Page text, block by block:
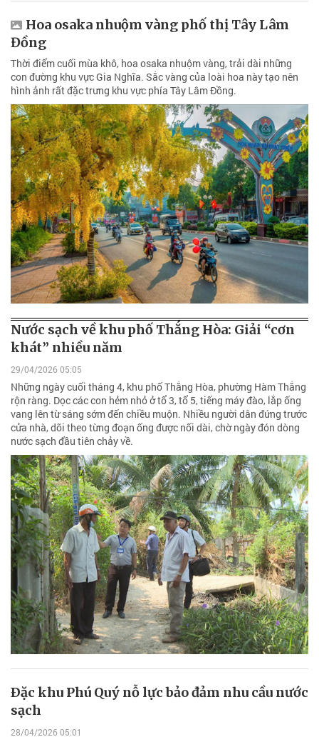
Hoa osaka nhuộm vàng phố thị Tây Lâm
Đồng
Thời điểm cuối mùa khô, hoa osaka nhuộm vàng, trải dài những
con đường khu vực Gia Nghĩa. Sắc vàng của loài hoa này tạo nên
hình ảnh rất đặc trưng khu vực phía Tây Lâm Đồng.
Nước sạch về khu phố Thắng Hòa: Giải “cơn
khát” nhiều năm
29/04/2026 05:05
Những ngày cuối tháng 4, khu phố Thắng Hòa, phường Hàm Thắng
rộn ràng. Dọc các con hẻm nhỏ ở tổ 3, tổ 5, tiếng máy đào, lắp ống
vang lên từ sáng sớm đến chiều muộn. Nhiều người dân đứng trước
cửa nhà, dõi theo từng đoạn ống được nối dài, chờ ngày đón dòng
nước sạch đầu tiên chảy về.
Ðặc khu Phú Quý nỗ lực bảo đảm nhu cầu nước
sạch
28/04/2026 05:01